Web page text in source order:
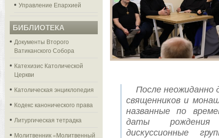
Управление Епархией
БИБЛИОТЕКА
Документы Второго
Ватиканского Собора
Катехизис Католической
Церкви
Католическая энциклопедия
Кодекс канонического права
Литургическая тетрадка
Молитвенник «Молитвенный
После неожиданно
священников и
названные по
даты рождения
дискуссионные